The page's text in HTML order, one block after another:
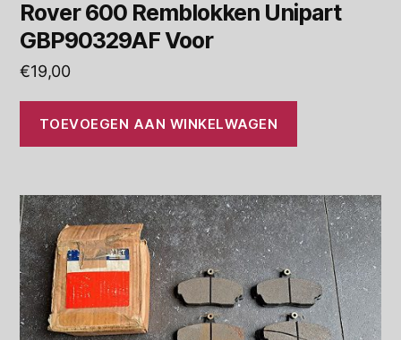
Rover 600 Remblokken Unipart
GBP90329AF Voor
€19,00
TOEVOEGEN AAN WINKELWAGEN